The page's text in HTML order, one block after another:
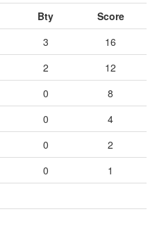
Bty
Score
3
16
2
12
0
8
0
4
0
2
0
1